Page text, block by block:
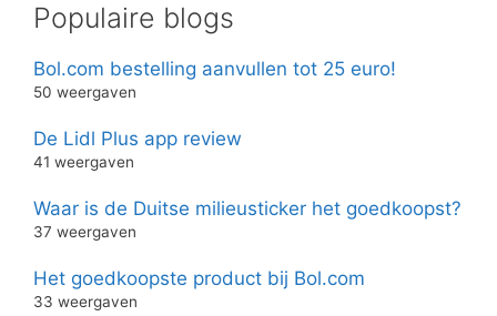
Populaire blogs
Bol.com bestelling aanvullen tot 25 euro!
50 weergaven
De Lidl Plus app review
41 weergaven
Waar is de Duitse milieusticker het goedkoopst?
37 weergaven
Het goedkoopste product bij Bol.com
33 weergaven